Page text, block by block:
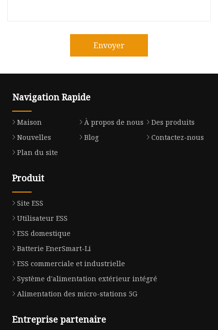
Envoyer
Navigation Rapide
Maison À propos de nous
Des produits
Nouvelles
Blog
Contactez-nous
Plan du site
Produit
Site ESS
Utilisateur ESS
ESS domestique
Batterie EnerSmart-Li
ESS commerciale et industrielle
Système d'alimentation extérieur intégré
Alimentation des micro-stations 5G
Entreprise partenaire